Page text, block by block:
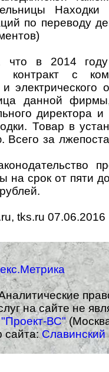
по переводу
что в 2014
контракт с
данной фирмы,
директора
Товар в
Всего за
на срок от пяти
tks.ru 07.06.2016
на сайте не
ВС"
сайта:Славинский